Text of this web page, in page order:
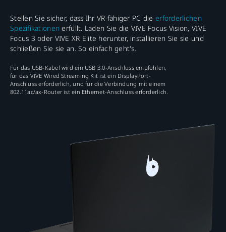
Stellen Sie sicher, dass Ihr VR-fähiger PC die erforderlichen
Spezifikationenerfüllt. Laden Sie die VIVE Focus Vision, VIVE
Focus 3 oder VIVE XR Elite herunter, installieren Sie sie und
schließen Sie sie an. So einfach geht's.
Für das USB-Kabel wird ein USB 3.0-Anschluss empfohlen,
für das VIVE Wired Streaming Kit ist ein DisplayPort-
Anschluss erforderlich, und für die Verbindung mit einem
802.11ac/ax-Router ist ein Ethernet-Anschluss erforderlich.